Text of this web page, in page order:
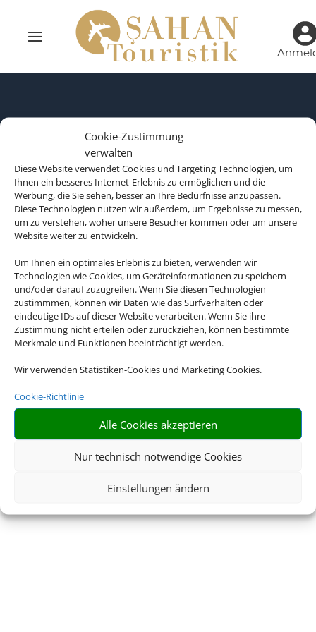
Cookie-Zustimmung
verwalten
Diese Website verwendet Cookies und Targeting Technologien, um
Ihnen ein besseres Internet-Erlebnis zu ermöglichen und die
Werbung, die Sie sehen, besser an Ihre Bedürfnisse anzupassen.
Diese Technologien nutzen wir außerdem, um Ergebnisse zu messen,
um zu verstehen, woher unsere Besucher kommen oder um unsere
Website weiter zu entwickeln.
Um Ihnen ein optimales Erlebnis zu bieten, verwenden wir
Technologien wie Cookies, um Geräteinformationen zu speichern
und/oder darauf zuzugreifen. Wenn Sie diesen Technologien
zustimmmen, können wir Daten wie das Surfverhalten oder
eindeutige IDs auf dieser Website verarbeiten. Wenn Sie ihre
Zustimmung nicht erteilen oder zurückziehen, können bestimmte
Merkmale und Funktionen beeinträchtigt werden.
Wir verwenden Statistiken-Cookies und Marketing Cookies.
Cookie-Richtlinie
Alle Cookies akzeptieren
Nur technisch notwendige Cookies
Einstellungen ändern
Rechtliche Informationen
Impressum Datenschutzerklärung
Barrierefreiheitserklärun
g